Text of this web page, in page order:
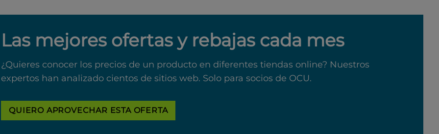
Las mejores ofertas y rebajas cada mes
¿Quieres conocer los precios de un producto en diferentes tiendas online? Nuestros
expertos han analizado cientos de sitios web. Solo para socios de OCU.
QUIERO APROVECHAR ESTA OFERTA